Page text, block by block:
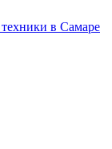
в Самаре